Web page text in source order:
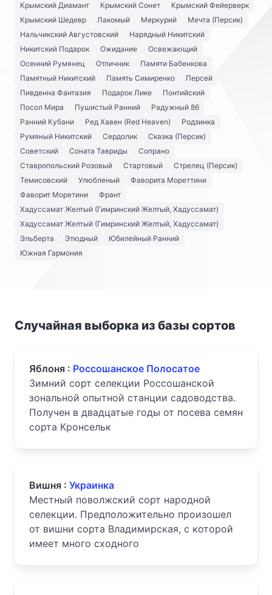
Крымский Диамант
Крымский Сонет
Крымский Фейерверк
Крымский Шедевр
Лакомый Меркурий
Мечта (Персик)
Нальчикский Августовский
Нарядный Никитский
Никитский Подарок
Ожидание
Освежающий
Осенний Румянец
Отличник
Памяти Бабенкова
Памятный Никитский
Память Симиренко
Персей
Пивденна Фантазия
Подарок Лике
Понтийский
Посол Мира
Пушистый Ранний
Радужный 86
Ранний Кубани
Ред Хавен (Red Heaven)
Родзинка
Румяный Никитский
Сердолик
Сказка (Персик)
Советский
Соната Тавриды
Сопрано
Ставропольский Розовый
Стартовый
Стрелец (Персик)
Темисовский
Улюбленый
Фаворита Мореттини
Фаворит Моретини
Франт
Хадуссамат Желтый (Гимринский Желтый, Хадуссамат)
Хадуссамат Желтый (Гимринский Желтый, Хадуссамат)
Эльберта
Этюдный
Юбилейный Ранний
Южная Гармония
Случайная выборка из базы сортов
Яблоня : Россошанское Полосатое
Зимний сорт селекции Россошанской
зональной опытной станции садоводства.
Получен в двадцатые годы от посева семян
сорта Кронсельк
Вишня : Украинка
Местный поволжский сорт народной
селекции. Предположительно произошел
от вишни сорта Владимирская, с которой
имеет много сходного